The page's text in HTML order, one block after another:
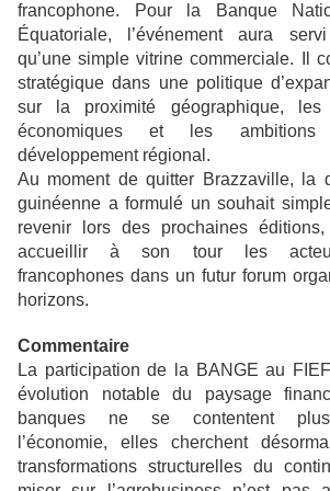
francophone. Pour la Banque
Équatoriale, l’événement aura
qu’une simple vitrine commerciale. Il
stratégique dans une politique
sur la proximité géographique, les
économiques et les ambitions
développement régional.
Au moment de quitter Brazzaville, la
guinéenne a formulé un souhait
revenir lors des prochaines
accueillir à son tour les
francophones dans un futur forum
horizons.
Commentaire
La participation de la BANGE au
évolution notable du paysage
banques ne se contentent plus
l’économie, elles cherchent
transformations structurelles du